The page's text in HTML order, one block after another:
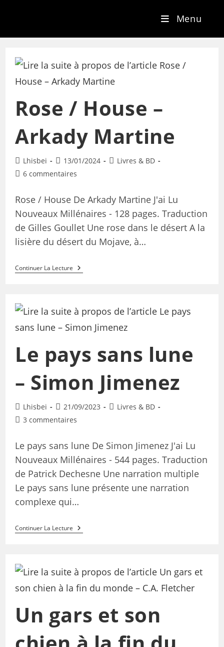
Menu
Rose / House –
Arkady Martine
Lhisbei 13/01/2024
Livres & BD
6 commentaires
Rose / House De Arkady Martine J'ai Lu
Nouveaux Millénaires - 128 pages. Traduction
de Gilles Goullet Une rose dans le désert A la
lisière du désert du Mojave, à…
Continuer La Lecture
Le pays sans lune
– Simon Jimenez
Lhisbei 21/09/2023
Livres & BD
3 commentaires
Le pays sans lune De Simon Jimenez J'ai Lu
Nouveaux Millénaires - 544 pages. Traduction
de Patrick Dechesne Une narration multiple
Le pays sans lune présente une narration
complexe qui…
Continuer La Lecture
Un gars et son